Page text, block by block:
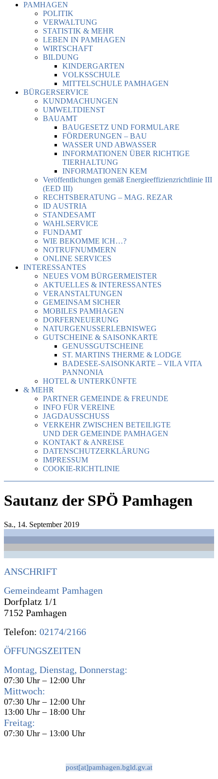
PAMHAGEN
POLITIK
VERWALTUNG
STATISTIK & MEHR
LEBEN IN PAMHAGEN
WIRTSCHAFT
BILDUNG
KINDERGARTEN
VOLKSSCHULE
MITTELSCHULE PAMHAGEN
BÜRGERSERVICE
KUNDMACHUNGEN
UMWELTDIENST
BAUAMT
BAUGESETZ UND FORMULARE
FÖRDERUNGEN – BAU
WASSER UND ABWASSER
INFORMATIONEN ÜBER RICHTIGE
TIERHALTUNG
INFORMATIONEN KEM
Veröffentlichungen gemäß Energieeffizienzrichtlinie III
(EED III)
RECHTSBERATUNG – MAG. REZAR
ID AUSTRIA
STANDESAMT
WAHLSERVICE
FUNDAMT
WIE BEKOMME ICH…?
NOTRUFNUMMERN
ONLINE SERVICES
INTERESSANTES
NEUES VOM BÜRGERMEISTER
AKTUELLES & INTERESSANTES
VERANSTALTUNGEN
GEMEINSAM SICHER
MOBILES PAMHAGEN
DORFERNEUERUNG
NATURGENUSSERLEBNISWEG
GUTSCHEINE & SAISONKARTE
GENUSSGUTSCHEINE
ST. MARTINS THERME & LODGE
BADESEE-SAISONKARTE – VILA VITA
PANNONIA
HOTEL & UNTERKÜNFTE
& MEHR
PARTNER GEMEINDE & FREUNDE
INFO FÜR VEREINE
JAGDAUSSCHUSS
VERKEHR ZWISCHEN BETEILIGTE
UND DER GEMEINDE PAMHAGEN
KONTAKT & ANREISE
DATENSCHUTZERKLÄRUNG
IMPRESSUM
COOKIE-RICHTLINIE
Sautanz der SPÖ Pamhagen
Sa., 14. September 2019
ANSCHRIFT
Gemeindeamt Pamhagen
Dorfplatz 1/1
7152 Pamhagen
Telefon: 02174/2166
ÖFFUNGSZEITEN
Montag, Dienstag, Donnerstag:
07:30 Uhr – 12:00 Uhr
Mittwoch:
07:30 Uhr – 12:00 Uhr
13:00 Uhr – 18:00 Uhr
Freitag:
07:30 Uhr – 13:00 Uhr
post[at]pamhagen.bgld.gv.at